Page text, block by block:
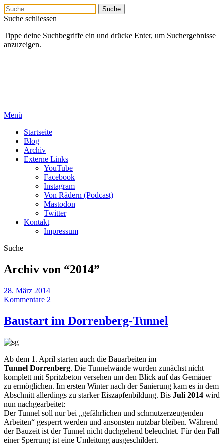
Suche schliessen
Tippe deine Suchbegriffe ein und drücke Enter, um Suchergebnisse
anzuzeigen.
Menü
Startseite
Blog
Archiv
Externe Links
YouTube
Facebook
Instagram
Von Rädern (Podcast)
Mastodon
Twitter
Kontakt
Impressum
Suche
Archiv von “2014”
28. März 2014
Kommentare 2
Baustart im Dorrenberg-Tunnel
Ab dem 1. April starten auch die Bauarbeiten im
Tunnel Dorrenberg. Die Tunnelwände wurden zunächst nicht
komplett mit Spritzbeton versehen um den Blick auf das Gemäuer
zu ermöglichen. Im ersten Winter nach der Sanierung kam es in dem
Abschnitt allerdings zu starker Eiszapfenbildung. Bis Juli 2014 wird
nun nachgearbeitet:
Der Tunnel soll nur bei „gefährlichen und schmutzerzeugenden
Arbeiten“ gesperrt werden und ansonsten nutzbar bleiben. Während
der Bauzeit ist der Tunnel nicht duchgehend beleuchtet. Für den Fall
einer Sperrung ist eine Umleitung ausgeschildert.